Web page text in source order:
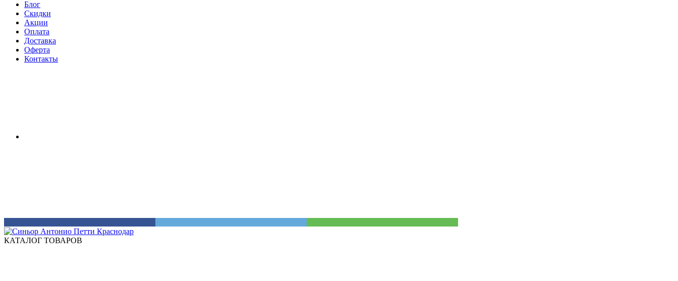
Блог
Скидки
Акции
Оплата
Доставка
Оферта
Контакты
КАТАЛОГ ТОВАРОВ